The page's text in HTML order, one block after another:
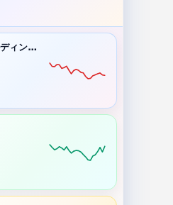
キオクシアホールディングス株式会社